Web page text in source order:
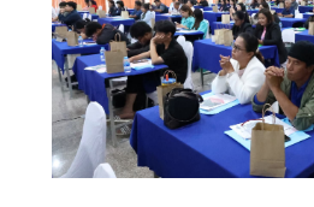
กู้ภัยสมาคมพุทธประทีปหลังสวน